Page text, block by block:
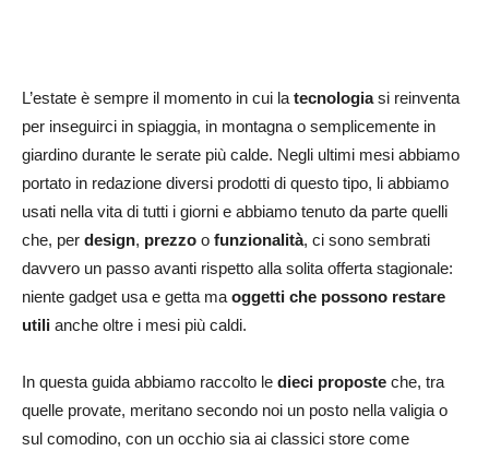
L’estate è sempre il momento in cui la tecnologiasi reinventa
per inseguirci in spiaggia, in montagna o semplicemente in
giardino durante le serate più calde. Negli ultimi mesi abbiamo
portato in redazione diversi prodotti di questo tipo, li abbiamo
usati nella vita di tutti i giorni e abbiamo tenuto da parte quelli
che, per design, prezzo o funzionalità, ci sono sembrati
davvero un passo avanti rispetto alla solita offerta stagionale:
niente gadget usa e getta ma oggetti che possono restare
utili anche oltre i mesi più caldi.
In questa guida abbiamo raccolto le dieci proposte che, tra
quelle provate, meritano secondo noi un posto nella valigia o
sul comodino, con un occhio sia ai classici store come